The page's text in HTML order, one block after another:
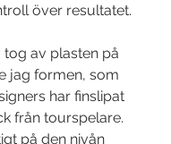
över resultatet.
tog av plasten på
jag formen, som
har finslipat
från tourspelare.
på den nivån